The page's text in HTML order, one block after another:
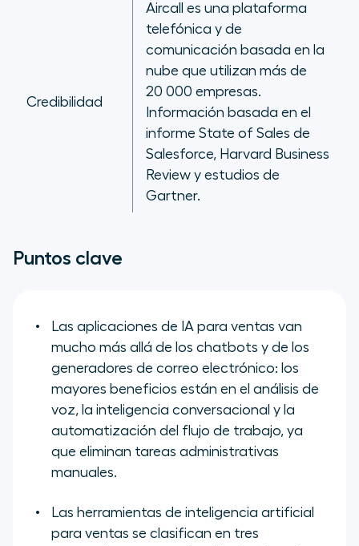
Credibilidad
Aircall es una plataforma
telefónica y de
comunicación basada en la
nube que utilizan más de
20 000 empresas.
Información basada en el
informe State of Sales de
Salesforce, Harvard Business
Review y estudios de
Gartner.
Puntos clave
Las aplicaciones de IA para ventas van
mucho más allá de los chatbots y de los
generadores de correo electrónico: los
mayores beneficios están en el análisis de
voz, la inteligencia conversacional y la
automatización del flujo de trabajo, ya
que eliminan tareas administrativas
manuales.
Las herramientas de inteligencia artificial
para ventas se clasifican en tres